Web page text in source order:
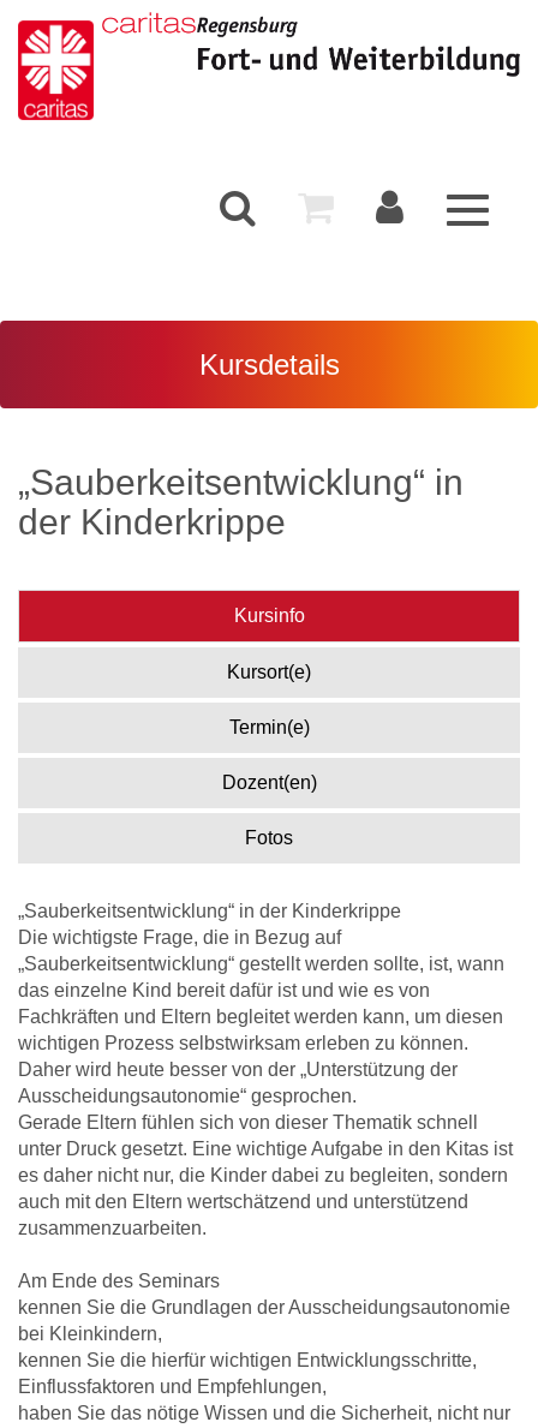
Toggle
Kursdetails
„Sauberkeitsentwicklung“ in
der Kinderkrippe
Kursinfo
Kursort(e)
Termin(e)
Dozent(en)
Fotos
„Sauberkeitsentwicklung“ in der Kinderkrippe
Die wichtigste Frage, die in Bezug auf
„Sauberkeitsentwicklung“ gestellt werden sollte, ist, wann
das einzelne Kind bereit dafür ist und wie es von
Fachkräften und Eltern begleitet werden kann, um diesen
wichtigen Prozess selbstwirksam erleben zu können.
Daher wird heute besser von der „Unterstützung der
Ausscheidungsautonomie“ gesprochen.
Gerade Eltern fühlen sich von dieser Thematik schnell
unter Druck gesetzt. Eine wichtige Aufgabe in den Kitas ist
es daher nicht nur, die Kinder dabei zu begleiten, sondern
auch mit den Eltern wertschätzend und unterstützend
zusammenzuarbeiten.
Am Ende des Seminars
kennen Sie die Grundlagen der Ausscheidungsautonomie
bei Kleinkindern,
kennen Sie die hierfür wichtigen Entwicklungsschritte,
Einflussfaktoren und Empfehlungen,
haben Sie das nötige Wissen und die Sicherheit, nicht nur